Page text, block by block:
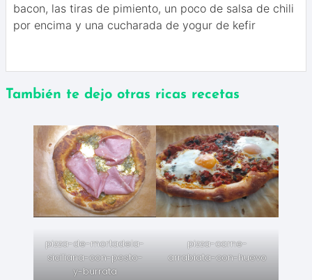
bacon, las tiras de pimiento, un poco de salsa de chili
por encima y una cucharada de yogur de kefir
También te dejo otras ricas recetas
pizza-de-mortadela-
siciliana-con-pesto-
y-burrata
pizza-carne-
arrabiata-con-huevo